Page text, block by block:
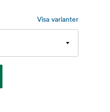
Visa varianter